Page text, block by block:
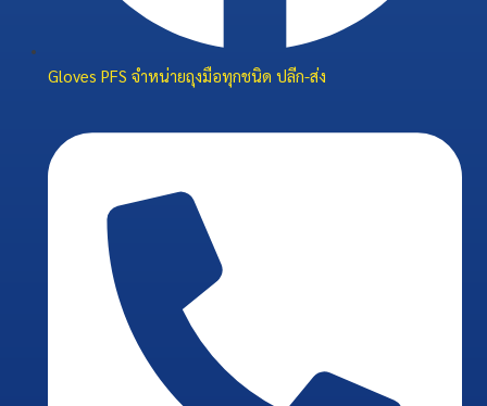
Gloves PFS จำหน่ายถุงมือทุกชนิด ปลีก-ส่ง